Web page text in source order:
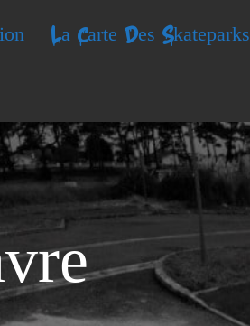
La Carte Des Skateparks